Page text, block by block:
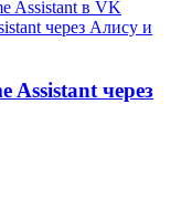
Assistant через